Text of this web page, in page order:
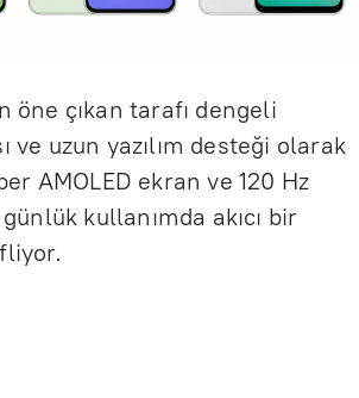
öne çıkan tarafı dengeli
ve uzun yazılım desteği olarak
AMOLED ekran ve 120 Hz
kullanımda akıcı bir